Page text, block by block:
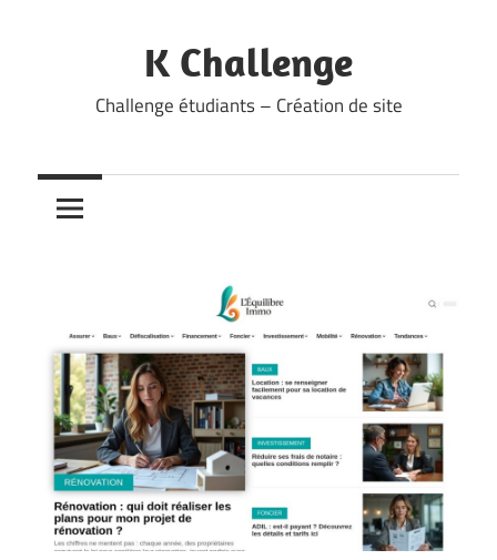
K Challenge
Challenge étudiants – Création de site